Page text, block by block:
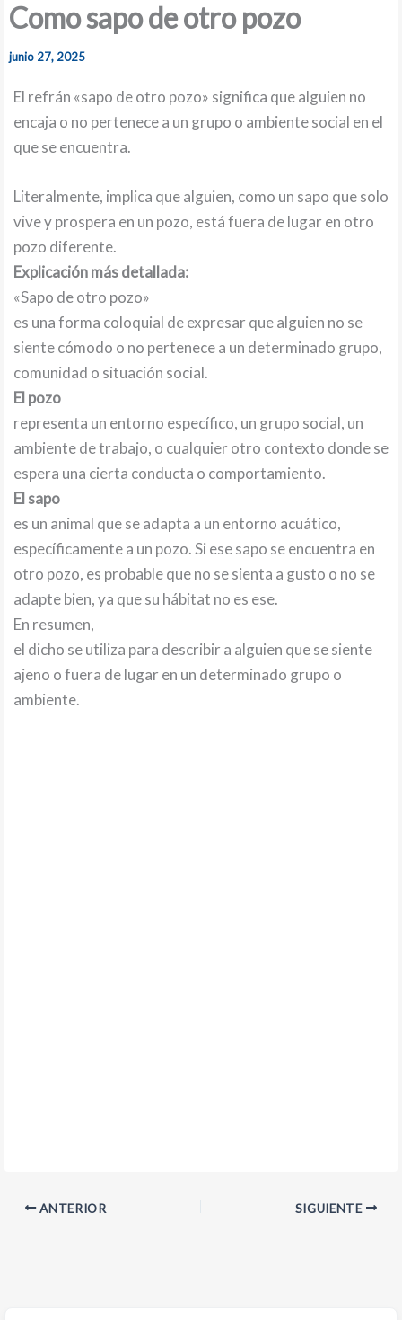
Como sapo de otro pozo
junio 27, 2025
El refrán «sapo de otro pozo» significa que alguien no
encaja o no pertenece a un grupo o ambiente social en el
que se encuentra.
Literalmente, implica que alguien, como un sapo que solo
vive y prospera en un pozo, está fuera de lugar en otro
pozo diferente.
Explicación más detallada:
«Sapo de otro pozo»
es una forma coloquial de expresar que alguien no se
siente cómodo o no pertenece a un determinado grupo,
comunidad o situación social.
El pozo
representa un entorno específico, un grupo social, un
ambiente de trabajo, o cualquier otro contexto donde se
espera una cierta conducta o comportamiento.
El sapo
es un animal que se adapta a un entorno acuático,
específicamente a un pozo. Si ese sapo se encuentra en
otro pozo, es probable que no se sienta a gusto o no se
adapte bien, ya que su hábitat no es ese.
En resumen,
el dicho se utiliza para describir a alguien que se siente
ajeno o fuera de lugar en un determinado grupo o
ambiente.
ANTERIOR SIGUIENTE